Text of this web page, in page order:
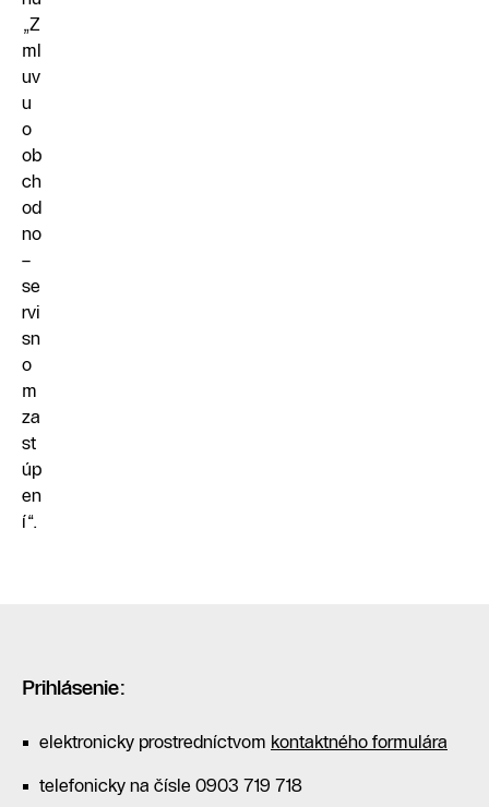
„Z
ml
uv
u
o
ob
ch
od
no
–
se
rvi
sn
o
m
za
st
úp
en
í“.
Prihlásenie:
elektronicky prostredníctvom kontaktného formulára
telefonicky na čísle 0903 719 718